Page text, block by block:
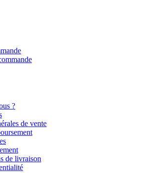
?
de vente
de livraison